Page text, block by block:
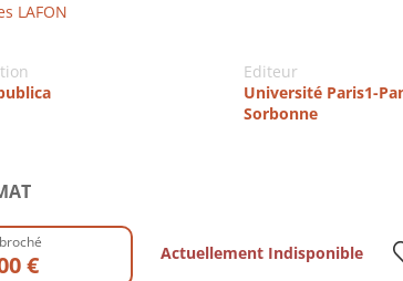
LAFON
Editeur
Université Paris1-
Sorbonne
€ Actuellement Indisponible